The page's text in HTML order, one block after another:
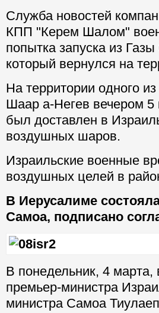
Служба новостей
КПП "Керем Шалом"
попытка запуска из
который вернулся на
На территории одного
Шаар а-Негев вечером 5
был доставлен в
воздушных шаров.
Израильские военные
воздушных целей в
В Иерусалиме
Самоа, подписано
В понедельник, 4 марта,
премьер-министра
министра Самоа